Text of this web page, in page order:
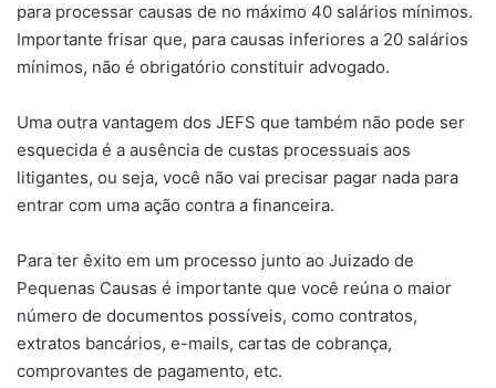
para processar causas de no máximo 40 salários mínimos.
Importante frisar que, para causas inferiores a 20 salários
mínimos, não é obrigatório constituir advogado.
Uma outra vantagem dos JEFS que também não pode ser
esquecida é a ausência de custas processuais aos
litigantes, ou seja, você não vai precisar pagar nada para
entrar com uma ação contra a financeira.
Para ter êxito em um processo junto ao Juizado de
Pequenas Causas é importante que você reúna o maior
número de documentos possíveis, como contratos,
extratos bancários, e-mails, cartas de cobrança,
comprovantes de pagamento, etc.